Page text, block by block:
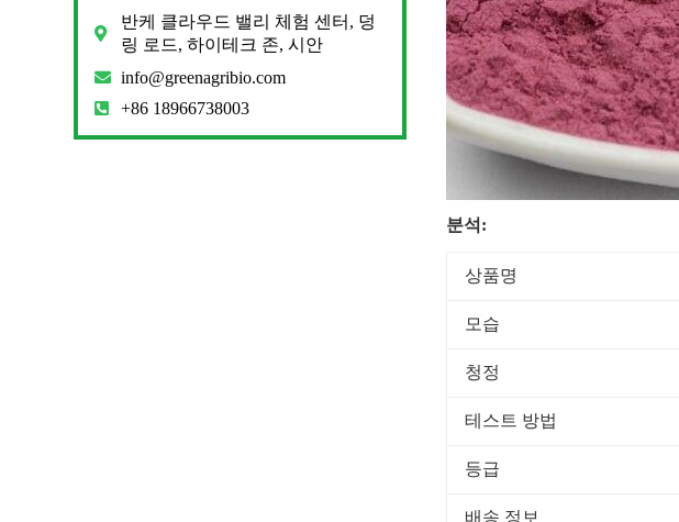
분석:
상품명
모습
청정
테스트 방법
등급
배송 정보
반케 클라우드 밸리 체험 센터, 덩
링 로드, 하이테크 존, 시안
info@greenagribio.com
+86 18966738003